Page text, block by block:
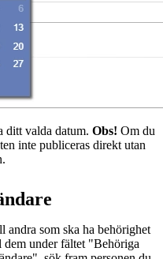
ditt valda datum. Obs! Om du
inte publiceras direkt utan
som ska ha behörighet
dem under fältet "Behöriga